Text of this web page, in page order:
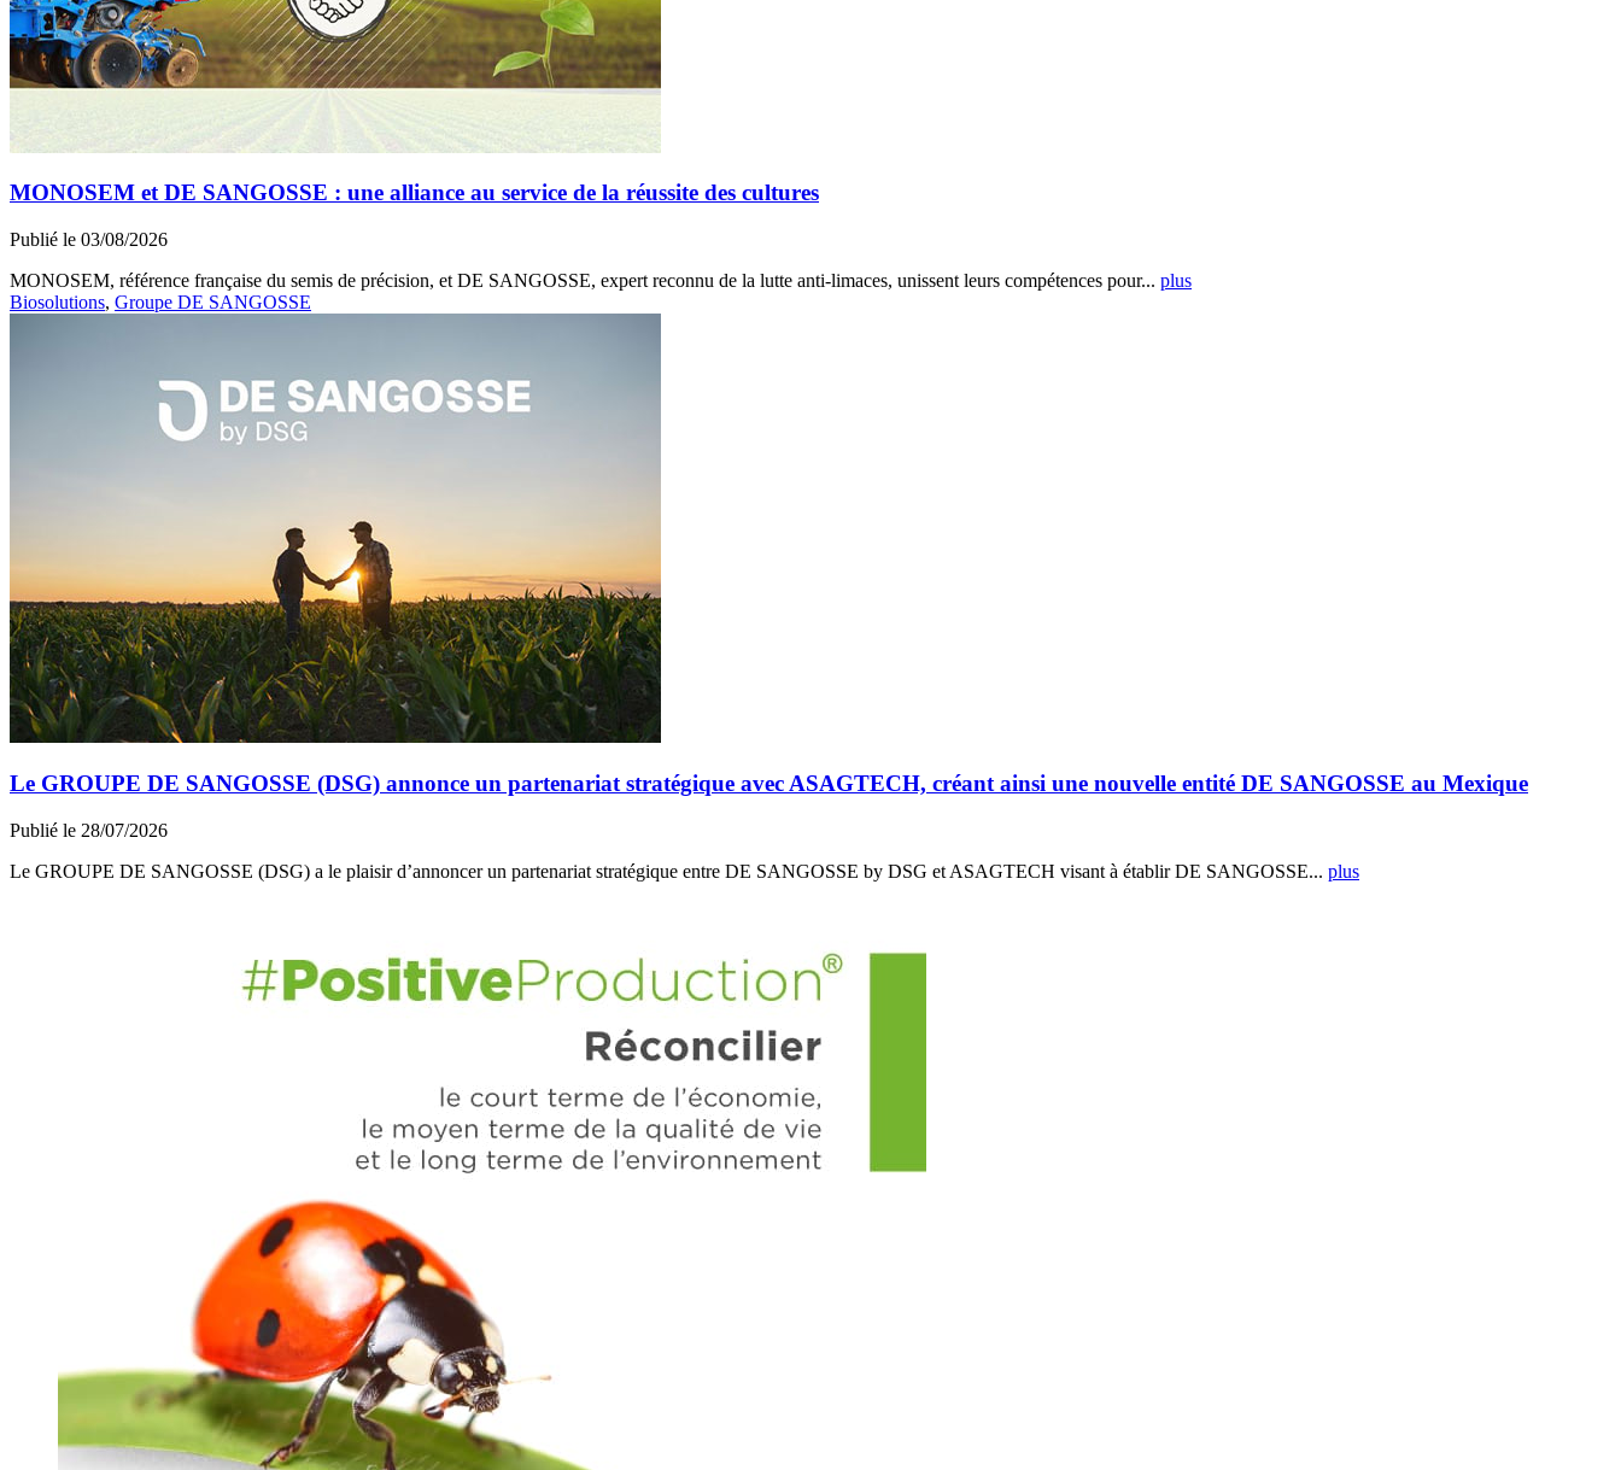
MONOSEM et DE SANGOSSE : une alliance au service de la réussite des cultures
Publié le 03/08/2026
MONOSEM, référence française du semis de précision, et DE SANGOSSE, expert reconnu de la lutte anti-limaces, unissent leurs compétences pour... plus
Biosolutions, Groupe DE SANGOSSE
Le GROUPE DE SANGOSSE (DSG) annonce un partenariat stratégique avec ASAGTECH, créant ainsi une nouvelle entité DE SANGOSSE au Mexique
Publié le 28/07/2026
Le GROUPE DE SANGOSSE (DSG) a le plaisir d’annoncer un partenariat stratégique entre DE SANGOSSE by DSG et ASAGTECH visant à établir DE SANGOSSE... plus